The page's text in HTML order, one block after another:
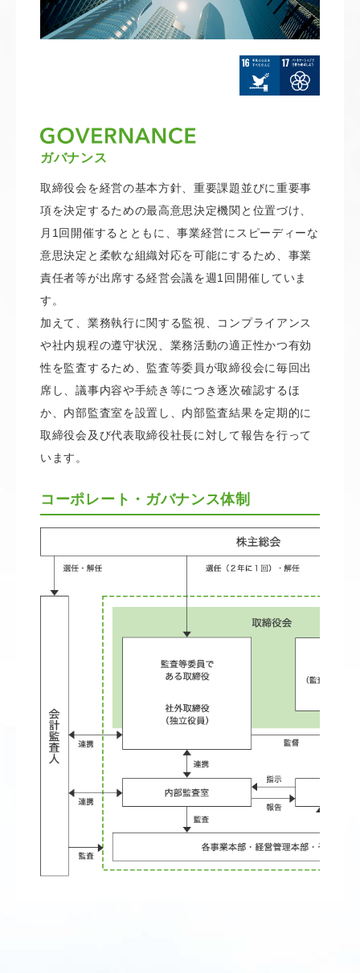
ガバナンス
取締役会を経営の基本方針、重要課題並びに重要事
項を決定するための最高意思決定機関と位置づけ、
月1回開催するとともに、事業経営にスピーディーな
意思決定と柔軟な組織対応を可能にするため、事業
責任者等が出席する経営会議を週1回開催していま
す。
加えて、業務執行に関する監視、コンプライアンス
や社内規程の遵守状況、業務活動の適正性かつ有効
性を監査するため、監査等委員が取締役会に毎回出
席し、議事内容や手続き等につき逐次確認するほ
か、内部監査室を設置し、内部監査結果を定期的に
取締役会及び代表取締役社長に対して報告を行って
います。
コーポレート・ガバナンス体制